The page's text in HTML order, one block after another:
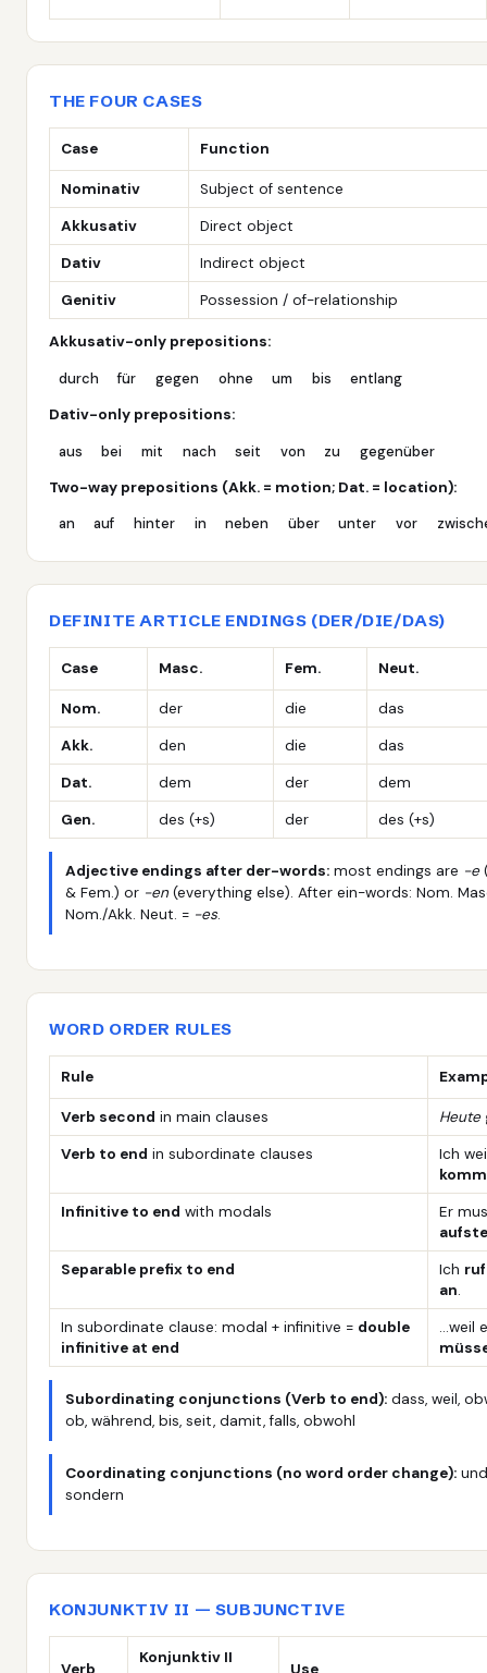
THE FOUR CASES
Case Function
Nominativ
Subject of sentence
Akkusativ
Direct object
Dativ
Indirect object
Genitiv
Possession / of-relationship
Akkusativ-only prepositions:
durch
für gegen ohne um bis
entlang
Dativ-only prepositions:
aus
bei mit nach seit von zu
gegenüber
Two-way prepositions (Akk. = motion; Dat. = location):
an
auf hinter in neben über unter vor
DEFINITE ARTICLE ENDINGS (DER/DIE/DAS)
Case Masc. Fem. Neut.
Nom. der die
das
Akk.
den die
das
Dat.
dem der
dem
Gen.
des (+s) der des (+s)
Adjective endings after der-words: most endings are -e
& Fem.) or -en (everything else). After ein-words: Nom.
Nom./Akk. Neut. = -es.
WORD ORDER RULES
Rule
Verb second in main clauses Heute
Verb to end in subordinate clauses
Ich
Infinitive to end with modals
Er
Separable prefix to end
Ich
an.
In subordinate clause: modal + infinitive = double
infinitive at end
…weil
Subordinating conjunctions (Verb to end): dass, weil,
ob, während, bis, seit, damit, falls, obwohl
Coordinating conjunctions (no word order change):
sondern
KONJUNKTIV II — SUBJUNCTIVE
Verb
Konjunktiv II
Use